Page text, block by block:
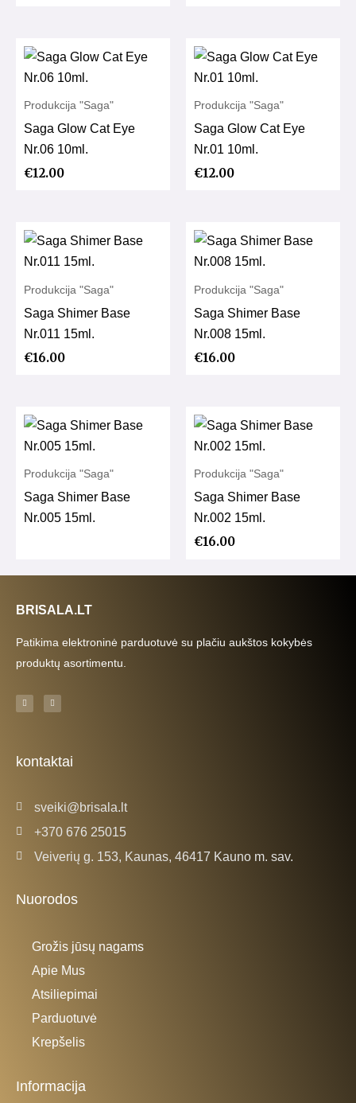
Produkcija "Saga"
Saga Glow Cat Eye
Nr.06 10ml.
€12.00
Produkcija "Saga"
Saga Glow Cat Eye
Nr.01 10ml.
€12.00
Produkcija "Saga"
Saga Shimer Base
Nr.011 15ml.
€16.00
Produkcija "Saga"
Saga Shimer Base
Nr.008 15ml.
€16.00
Produkcija "Saga"
Saga Shimer Base
Nr.005 15ml.
Produkcija "Saga"
Saga Shimer Base
Nr.002 15ml.
€16.00
BRISALA.LT
Patikima elektroninė parduotuvė su plačiu aukštos kokybės
produktų asortimentu.
F
a
c
-
f
I
n
s
m
kontaktai
sveiki@brisala.lt
+370 676 25015
Veiverių g. 153, Kaunas, 46417 Kauno m. sav.
Nuorodos
Grožis jūsų nagams
Apie Mus
Atsiliepimai
Parduotuvė
Krepšelis
Informacija